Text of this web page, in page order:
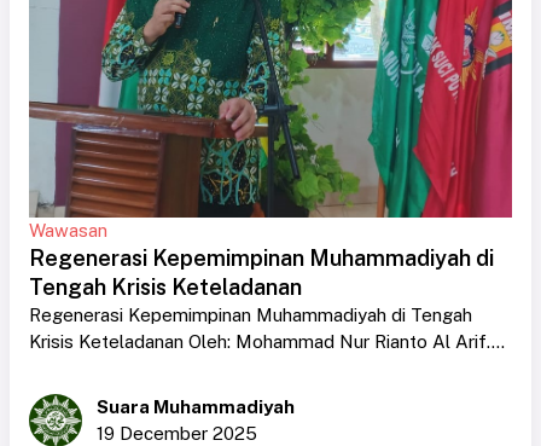
Wawasan
Regenerasi Kepemimpinan Muhammadiyah di
Tengah Krisis Keteladanan
Regenerasi Kepemimpinan Muhammadiyah di Tengah
Krisis Keteladanan Oleh: Mohammad Nur Rianto Al Arif....
Suara Muhammadiyah
19 December 2025